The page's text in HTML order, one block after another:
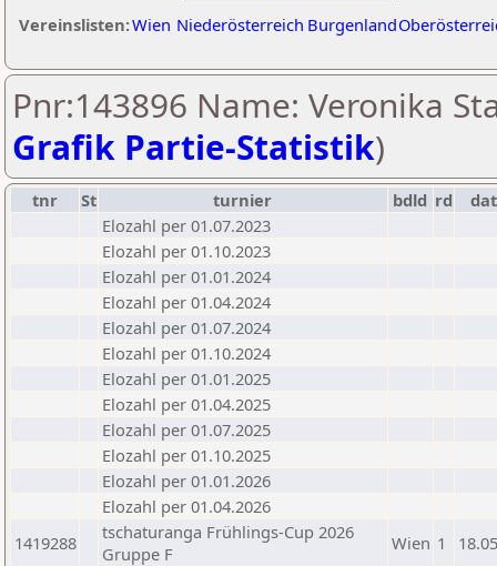
Vereinslisten:Wien Niederösterreich Burgenland
Pnr:143896 Name: Veronika
Grafik Partie-Statistik)
tnr St turnier bdld rd
Elozahl per 01.07.2023
Elozahl per 01.10.2023
Elozahl per 01.01.2024
Elozahl per 01.04.2024
Elozahl per 01.07.2024
Elozahl per 01.10.2024
Elozahl per 01.01.2025
Elozahl per 01.04.2025
Elozahl per 01.07.2025
Elozahl per 01.10.2025
Elozahl per 01.01.2026
Elozahl per 01.04.2026
1419288
tschaturanga Frühlings-Cup 2026
Gruppe F
Wien 1